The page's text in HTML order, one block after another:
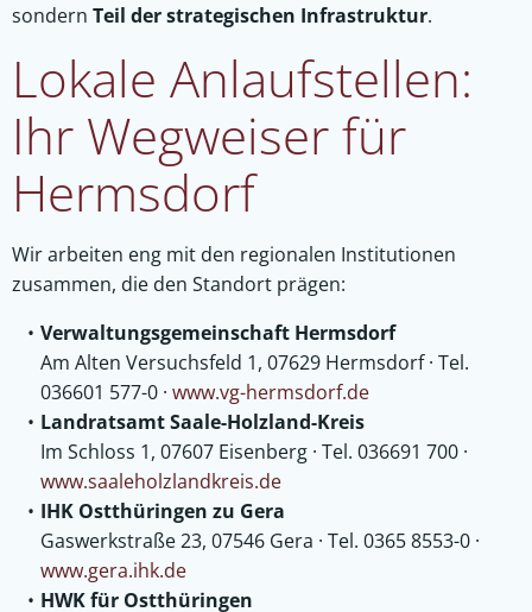
sondern Teil der strategischen Infrastruktur.
Lokale Anlaufstellen:
Ihr Wegweiser für
Hermsdorf
Wir arbeiten eng mit den regionalen Institutionen
zusammen, die den Standort prägen:
Verwaltungsgemeinschaft Hermsdorf
Am Alten Versuchsfeld 1, 07629 Hermsdorf · Tel.
036601 577-0 · www.vg-hermsdorf.de
Landratsamt Saale-Holzland-Kreis
Im Schloss 1, 07607 Eisenberg · Tel. 036691 700 ·
www.saaleholzlandkreis.de
IHK Ostthüringen zu Gera
Gaswerkstraße 23, 07546 Gera · Tel. 0365 8553-0 ·
www.gera.ihk.de
HWK für Ostthüringen